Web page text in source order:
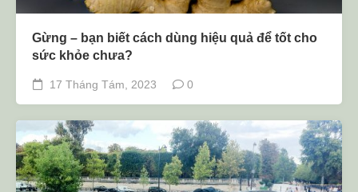
Gừng – bạn biết cách dùng hiệu quả để tốt cho
sức khỏe chưa?
17 Tháng Tám, 2023 0